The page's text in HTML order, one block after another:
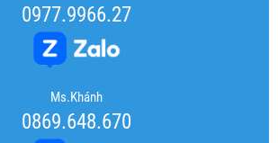
0977.9966.27
Ms.Khánh
0869.648.670